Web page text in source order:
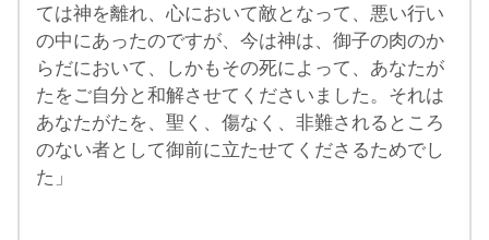
ては神を離れ、心において敵となって、悪い行い
の中にあったのですが、今は神は、御子の肉のか
らだにおいて、しかもその死によって、あなたが
たをご自分と和解させてくださいました。それは
あなたがたを、聖く、傷なく、非難されるところ
のない者として御前に立たせてくださるためでし
た」